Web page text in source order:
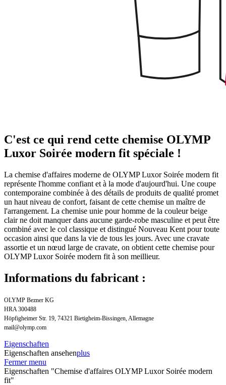
C'est ce qui rend cette chemise OLYMP
Luxor Soirée modern fit spéciale !
La chemise d'affaires moderne de OLYMP Luxor Soirée modern fit
représente l'homme confiant et à la mode d'aujourd'hui. Une coupe
contemporaine combinée à des détails de produits de qualité promet
un haut niveau de confort, faisant de cette chemise un maître de
l'arrangement. La chemise unie pour homme de la couleur beige
clair ne doit manquer dans aucune garde-robe masculine et peut être
combiné avec le col classique et distingué Nouveau Kent pour toute
occasion ainsi que dans la vie de tous les jours. Avec une cravate
assortie et un nœud large de cravate, on obtient cette chemise pour
OLYMP Luxor Soirée modern fit à son meillieur.
Informations du fabricant :
OLYMP Bezner KG
HRA 300488
Höpfigheimer Str. 19, 74321 Bietigheim-Bissingen, Allemagne
mail@olymp.com
Eigenschaften
Eigenschaften ansehenplus
Fermer menu
Eigenschaften "Chemise d'affaires OLYMP Luxor Soirée modern
fit"